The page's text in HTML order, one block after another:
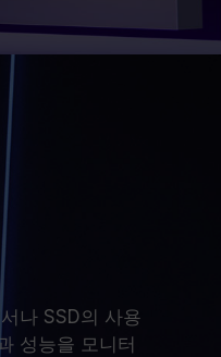
나 SSD의 사용
성능을 모니터